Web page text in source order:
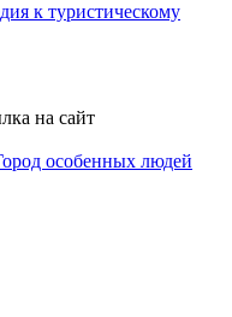
к туристическому
на сайт
особенных людей